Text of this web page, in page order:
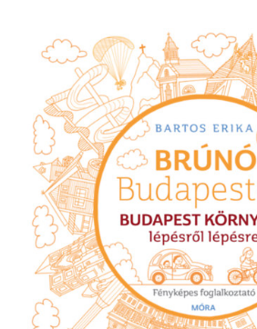
SHOP
KAPCSOLAT
CONTACT